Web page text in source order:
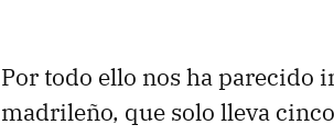
Por todo ello nos ha parecido
madrileño, que solo lleva